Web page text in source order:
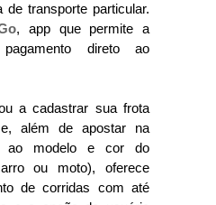
de transporte particular.
, app que permite a
direto ao
a cadastrar sua frota
além de apostar na
ao modelo e cor do
ou moto), oferece
de corridas com até